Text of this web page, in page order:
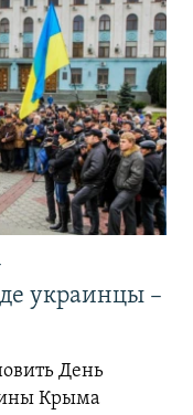
украинцы –
День
Крыма